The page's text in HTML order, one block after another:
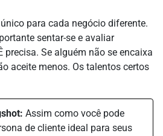
para cada negócio diferente.
sentar-se e avaliar
precisa. Se alguém não se encaixa
aceite menos. Os talentos certos
Assim como você pode
de cliente ideal para seus